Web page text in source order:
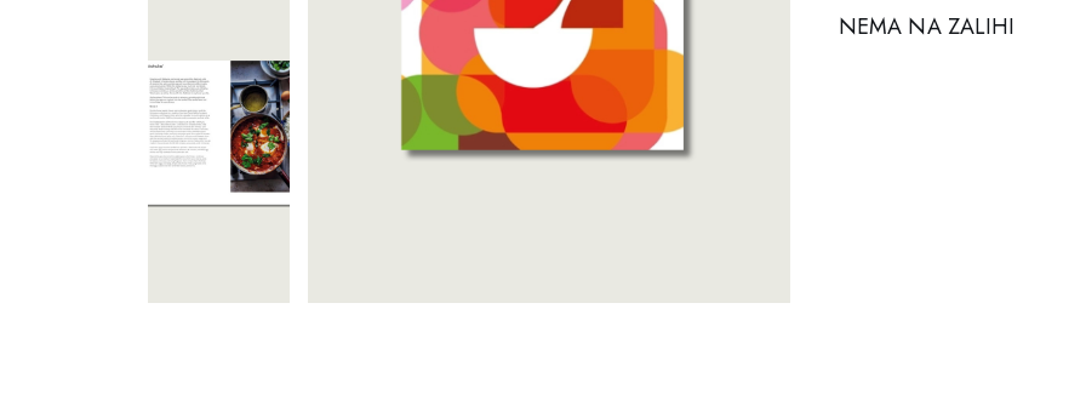
SIlt
NEMA NA ZALIHI